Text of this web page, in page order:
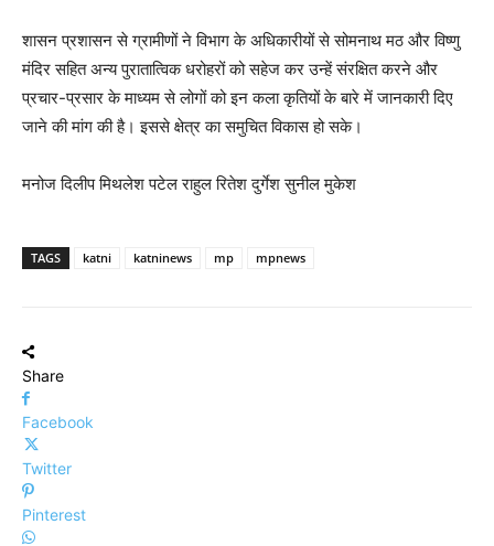
शासन प्रशासन से ग्रामीणों ने विभाग के अधिकारीयों से सोमनाथ मठ और विष्णु
मंदिर सहित अन्य पुरातात्विक धरोहरों को सहेज कर उन्हें संरक्षित करने और
प्रचार-प्रसार के माध्यम से लोगों को इन कला कृतियों के बारे में जानकारी दिए
जाने की मांग की है। इससे क्षेत्र का समुचित विकास हो सके।
मनोज दिलीप मिथलेश पटेल राहुल रितेश दुर्गेश सुनील मुकेश
TAGS katni katninews mp mpnews
Share
Facebook
Twitter
Pinterest